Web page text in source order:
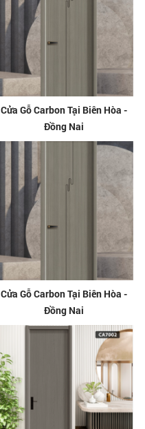
Cửa Gỗ Carbon Tại Biên Hòa -
Đồng Nai
Cửa Gỗ Carbon Tại Biên Hòa -
Đồng Nai